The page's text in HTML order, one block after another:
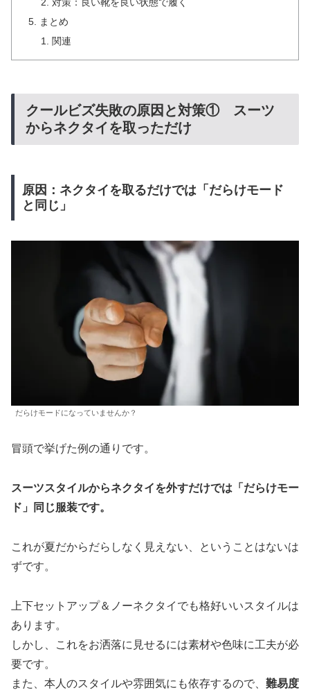
まとめ
関連
クールビズ失敗の原因と対策① スーツ
からネクタイを取っただけ
原因：ネクタイを取るだけでは「だらけモード
と同じ」
だらけモードになっていませんか？
冒頭で挙げた例の通りです。
スーツスタイルからネクタイを外すだけでは「だらけモー
ド」同じ服装です。
これが夏だからだらしなく見えない、ということはないは
ずです。
上下セットアップ＆ノーネクタイでも格好いいスタイルは
あります。
しかし、これをお洒落に見せるには素材や色味に工夫が必
要です。
また、本人のスタイルや雰囲気にも依存するので、 難易度